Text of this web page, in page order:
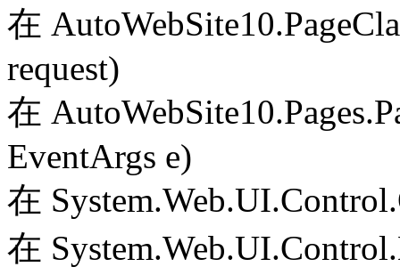
在
request)
在
EventArgs e)
在
在